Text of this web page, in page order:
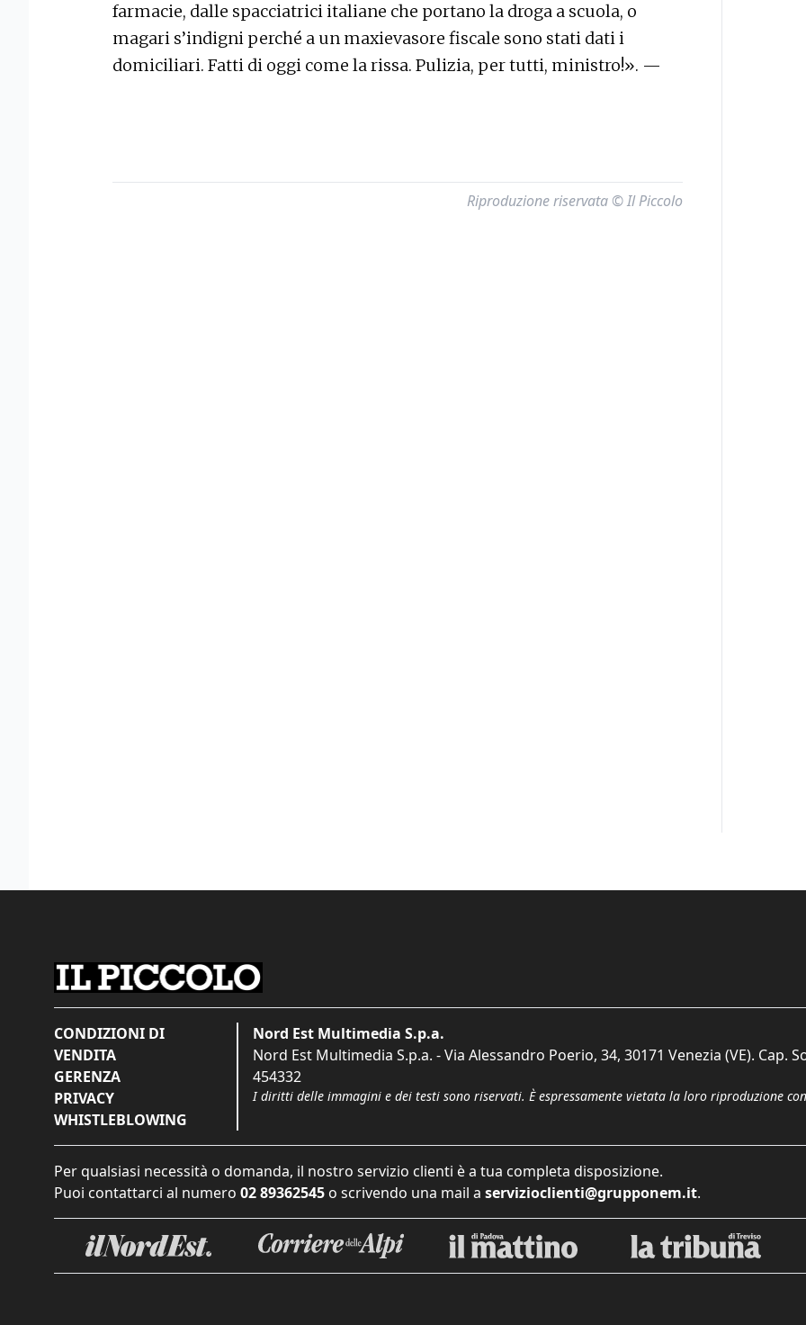
farmacie, dalle spacciatrici italiane che portano la droga a scuola, o
magari s’indigni perché a un maxievasore fiscale sono stati dati i
domiciliari. Fatti di oggi come la rissa. Pulizia, per tutti, ministro!». —
Riproduzione riservata © Il Piccolo
CONDIZIONI DI
VENDITA
GERENZA
PRIVACY
WHISTLEBLOWING
Nord Est Multimedia S.p.a.
Nord Est Multimedia S.p.a. - Via Alessandro Poerio, 34, 30171 Venezia (VE). Cap.
454332
I diritti delle immagini e dei testi sono riservati. È espressamente vietata la loro riproduzione
Per qualsiasi necessità o domanda, il nostro servizio clienti è a tua completa disposizione.
Puoi contattarci al numero 02 89362545 o scrivendo una mail a servizioclienti@grupponem.it.